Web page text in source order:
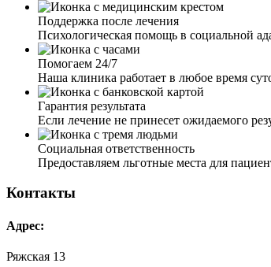
Поддержка после лечения
Психологическая помощь в социальной
Помогаем 24/7
Наша клиника работает в любое время
Гарантия результата
Если лечение не принесет ожидаемого
Социальная ответственность
Предоставляем льготные места для
Контакты
Адрес:
Ряжская 13